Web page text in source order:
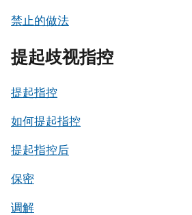
禁止的做法
提起歧视指控
提起指控
如何提起指控
提起指控后
保密
调解